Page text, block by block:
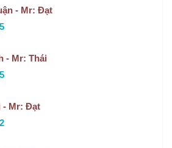
- Mr: Đạt
- Mr: Thái
- Mr: Đạt